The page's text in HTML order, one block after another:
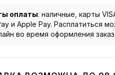
оплаты: наличные, карты
и Apple Pay. Расплатиться
во время оформления